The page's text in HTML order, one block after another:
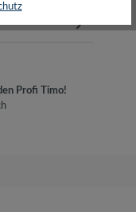
Profi Timo!